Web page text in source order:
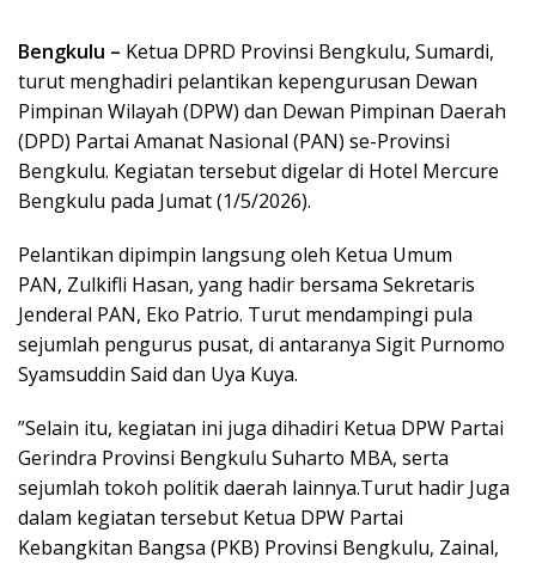
Bengkulu – Ketua DPRD Provinsi Bengkulu, Sumardi,
turut menghadiri pelantikan kepengurusan Dewan
Pimpinan Wilayah (DPW) dan Dewan Pimpinan Daerah
(DPD) Partai Amanat Nasional (PAN) se-Provinsi
Bengkulu. Kegiatan tersebut digelar di Hotel Mercure
Bengkulu pada Jumat (1/5/2026).
Pelantikan dipimpin langsung oleh Ketua Umum
PAN, Zulkifli Hasan, yang hadir bersama Sekretaris
Jenderal PAN, Eko Patrio. Turut mendampingi pula
sejumlah pengurus pusat, di antaranya Sigit Purnomo
Syamsuddin Said dan Uya Kuya.
”Selain itu, kegiatan ini juga dihadiri Ketua DPW Partai
Gerindra Provinsi Bengkulu Suharto MBA, serta
sejumlah tokoh politik daerah lainnya.Turut hadir Juga
dalam kegiatan tersebut Ketua DPW Partai
Kebangkitan Bangsa (PKB) Provinsi Bengkulu, Zainal,